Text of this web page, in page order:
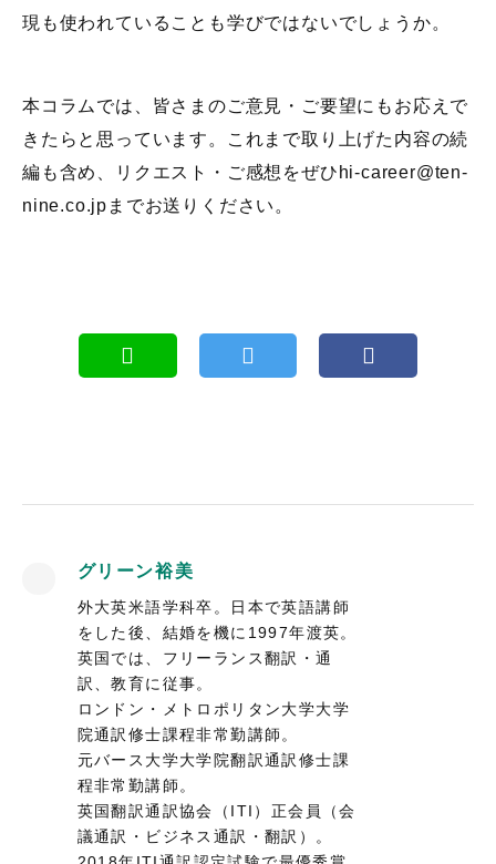
現も使われていることも学びではないでしょうか。
本コラムでは、皆さまのご意見・ご要望にもお応えで
きたらと思っています。これまで取り上げた内容の続
編も含め、リクエスト・ご感想をぜひhi-career@ten-
nine.co.jpまでお送りください。
グリーン裕美
外大英米語学科卒。日本で英語講師
をした後、結婚を機に1997年渡英。
英国では、フリーランス翻訳・通
訳、教育に従事。
ロンドン・メトロポリタン大学大学
院通訳修士課程非常勤講師。
元バース大学大学院翻訳通訳修士課
程非常勤講師。
英国翻訳通訳協会（ITI）正会員（会
議通訳・ビジネス通訳・翻訳）。